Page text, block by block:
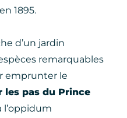
en 1895.
d’un jardin
remarquables
emprunter le
les pas du Prince
l’oppidum